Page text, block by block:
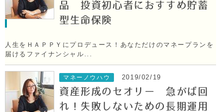
品 投資初心者におすすめ貯蓄
型生命保険
人生をＨＡＰＰＹにプロデュース！あなただけのマネープランを
届けるファイナンシャル...
マネーノウハウ 2019/02/19
資産形成のセオリー 急がば回
れ！失敗しないための長期運用